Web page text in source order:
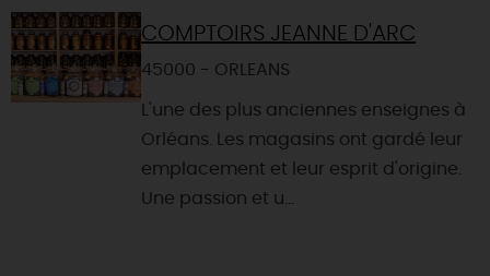
COMPTOIRS JEANNE D'ARC
45000 - ORLEANS
L'une des plus anciennes enseignes à
Orléans. Les magasins ont gardé leur
emplacement et leur esprit d'origine.
Une passion et u...